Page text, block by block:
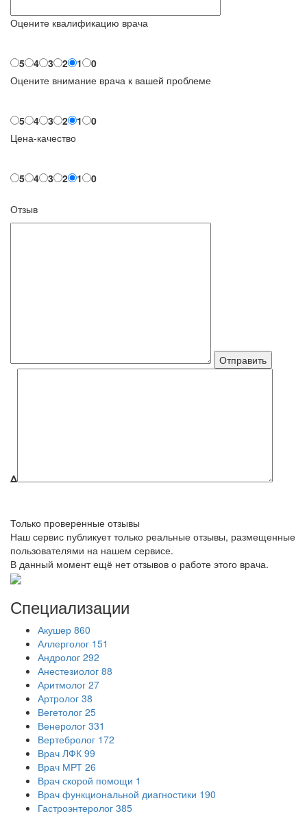
Оцените квалификацию врача
5 4 3 2 1
0
Оцените внимание врача к вашей проблеме
5 4 3 2 1
0
Цена-качество
5 4 3 2 1 0
Отзыв
Δ
Только проверенные отзывы
Наш сервис публикует только реальные отзывы, размещенные
пользователями на нашем сервисе.
В данный момент ещё нет отзывов о работе этого врача.
Специализации
Акушер 860
Аллерголог 151
Андролог 292
Анестезиолог 88
Аритмолог 27
Артролог 38
Вегетолог 25
Венеролог 331
Вертебролог 172
Врач ЛФК 99
Врач МРТ 26
Врач скорой помощи 1
Врач функциональной диагностики 190
Гастроэнтеролог 385